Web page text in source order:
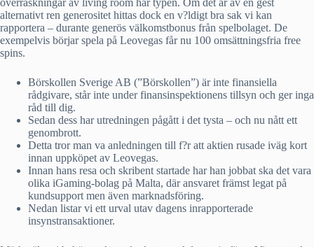
alternativt ren generositet hittas dock en v?ldigt bra sak vi kan
rapportera – durante generös välkomstbonus från spelbolaget. De
exempelvis börjar spela på Leovegas får nu 100 omsättningsfria free
spins.
Börskollen Sverige AB (”Börskollen”) är inte finansiella
rådgivare, står inte under finansinspektionens tillsyn och ger inga
råd till dig.
Sedan dess har utredningen pågått i det tysta – och nu nått ett
genombrott.
Detta tror man va anledningen till f?r att aktien rusade iväg kort
innan uppköpet av Leovegas.
Innan hans resa och skribent startade har han jobbat ska det vara
olika iGaming-bolag på Malta, där ansvaret främst legat på
kundsupport men även marknadsföring.
Nedan listar vi ett urval utav dagens inrapporterade
insynstransaktioner.